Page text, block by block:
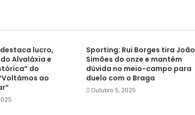
lucro,
Alvaláxia e
do
ao
Sporting: Rui Borges tira João
Simões do onze e mantém
dúvida no meio-campo para
duelo com o Braga
Outubro 5, 2025